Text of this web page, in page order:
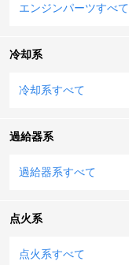
エンジンパーツすべて
冷却系
冷却系すべて
過給器系
過給器系すべて
点火系
点火系すべて